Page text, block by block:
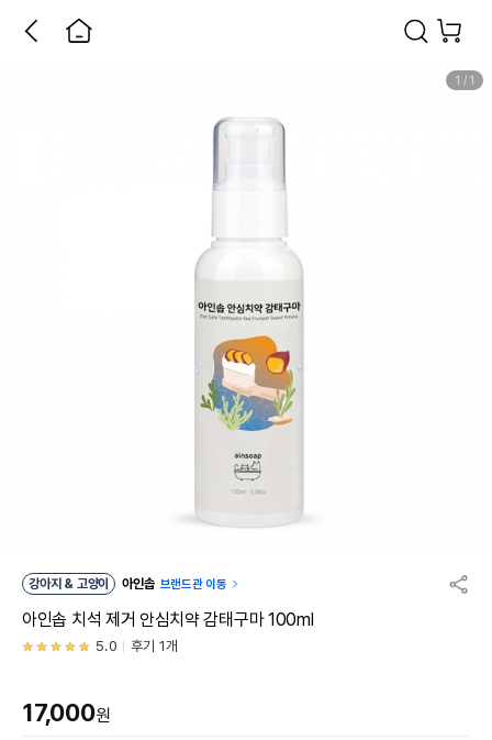
1 / 1
강아지 & 고양이 아인솝 브랜드관 이동
아인솝 치석 제거 안심치약 감태구마 100ml
5.0 후기 1개
17,000원